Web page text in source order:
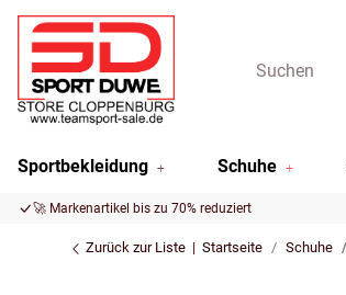
Sportbekleidung Schuhe
🚀 Markenartikel bis zu 70% reduziert
Zurück zur Liste Startseite Schuhe